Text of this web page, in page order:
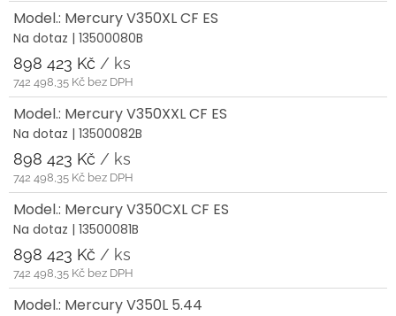
Model.: Mercury V350XL CF ES
Na dotaz | 13500080B
898 423 Kč / ks
742 498,35 Kč bez DPH
Model.: Mercury V350XXL CF ES
Na dotaz | 13500082B
898 423 Kč / ks
742 498,35 Kč bez DPH
Model.: Mercury V350CXL CF ES
Na dotaz | 13500081B
898 423 Kč / ks
742 498,35 Kč bez DPH
Model.: Mercury V350L 5.44